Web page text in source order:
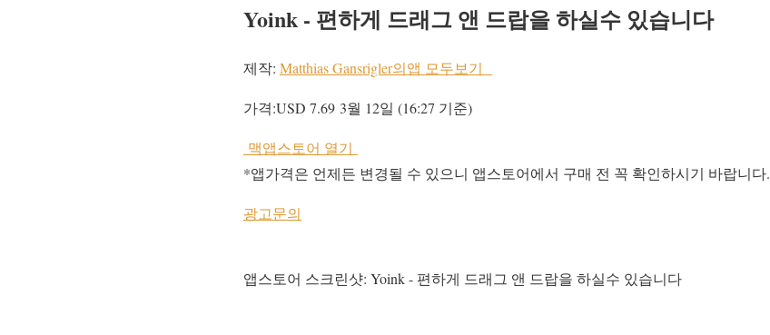
Yoink - 편하게 드래그 앤 드랍을 하실수 있습니다
제작: Matthias Gansrigler의앱 모두보기
가격:USD 7.69 3월 12일 (16:27 기준)
맥앱스토어 열기
*앱가격은 언제든 변경될 수 있으니 앱스토어에서 구매 전 꼭 확인하시기 바랍니다.
광고문의
앱스토어 스크린샷: Yoink - 편하게 드래그 앤 드랍을 하실수 있습니다